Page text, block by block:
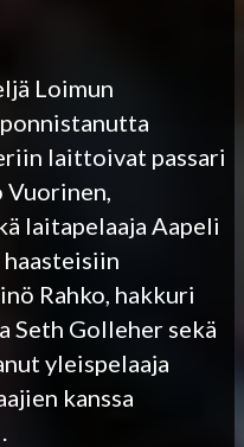
Loimun
laittoivat passari
Vuorinen,
laitapelaaja Aapeli
Rahko, hakkuri
Seth Golleher sekä
yleispelaaja
kanssa